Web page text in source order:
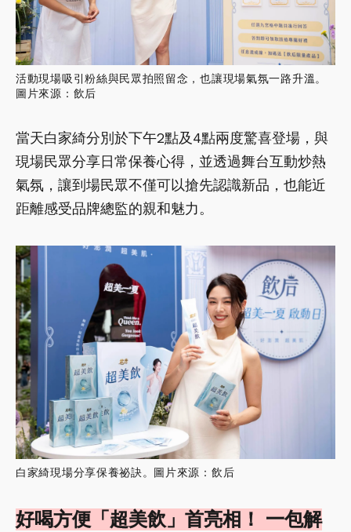
活動現場吸引粉絲與民眾拍照留念，也讓現場氣氛一路升溫。
圖片來源：飲后
當天白家綺分別於下午2點及4點兩度驚喜登場，與
現場民眾分享日常保養心得，並透過舞台互動炒熱
氣氛，讓到場民眾不僅可以搶先認識新品，也能近
距離感受品牌總監的親和魅力。
白家綺現場分享保養祕訣。圖片來源：飲后
好喝方便「超美飲」首亮相！ 一包解